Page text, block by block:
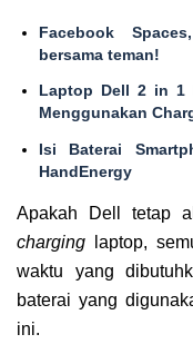
Facebook
bersama teman!
Laptop Dell 2 in 1
Menggunakan
Isi Baterai
HandEnergy
Apakah Dell tetap
charging laptop,
waktu yang
baterai yang
ini.